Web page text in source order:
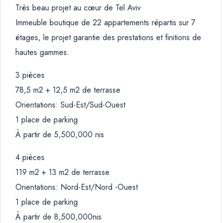
Très beau projet au cœur de Tel Aviv
Immeuble boutique de 22 appartements répartis sur 7
étages, le projet garantie des prestations et finitions de
hautes gammes.
3 pièces
78,5 m2 + 12,5 m2 de terrasse
Orientations: Sud-Est/Sud-Ouest
1 place de parking
À partir de 5,500,000 nis
4 pièces
119 m2 + 13 m2 de terrasse
Orientations: Nord-Est/Nord -Ouest
1 place de parking
À partir de 8,500,000nis